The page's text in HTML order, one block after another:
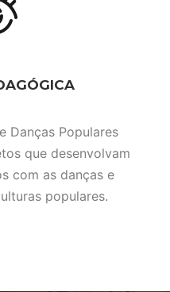
Danças Populares
que desenvolvam
com as danças e
populares.